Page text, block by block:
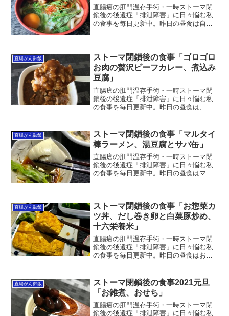
直腸癌の肛門温存手術・一時ストーマ閉
鎖後の後遺症「排泄障害」に日々悩む私
の食事を毎日更新中。昨日の昼食は自家
りをトッピング。こんにち...
直腸がん御飯
ストーマ閉鎖後の食事「ゴロゴロ
お肉の贅沢ビーフカレー、煮込み
豆腐」
直腸癌の肛門温存手術・一時ストーマ閉
鎖後の後遺症「排泄障害」に日々悩む私
の食事を毎日更新中。昨日の昼食は、コ
コンビニ弁当になってしまいました＾
＾；こんにちは管理人きのじ...
直腸がん御飯
ストーマ閉鎖後の食事「マルタイ
棒ラーメン、湯豆腐とサバ缶」
直腸癌の肛門温存手術・一時ストーマ閉
鎖後の後遺症「排泄障害」に日々悩む私
の食事を毎日更新中。昨日の昼食はマル
ラーメンは1番好きか...
直腸がん御飯
ストーマ閉鎖後の食事「お惣菜カ
ツ丼、だし巻き卵と白菜豚炒め、
十六栄養米」
直腸癌の肛門温存手術・一時ストーマ閉
鎖後の後遺症「排泄障害」に日々悩む私
の食事を毎日更新中。昨日の昼食はお気
昨日2021年1月21日昼食は、近所のスー
パーでお気に入りの...
直腸がん御飯
ストーマ閉鎖後の食事2021元旦
「お雑煮、おせち」
直腸癌の肛門温存手術・一時ストーマ閉
鎖後の後遺症「排泄障害」に日々悩む私